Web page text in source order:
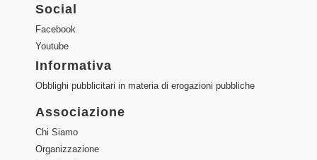
Social
Facebook
Youtube
Informativa
Obblighi pubblicitari in materia di erogazioni pubbliche
Associazione
Chi Siamo
Organizzazione